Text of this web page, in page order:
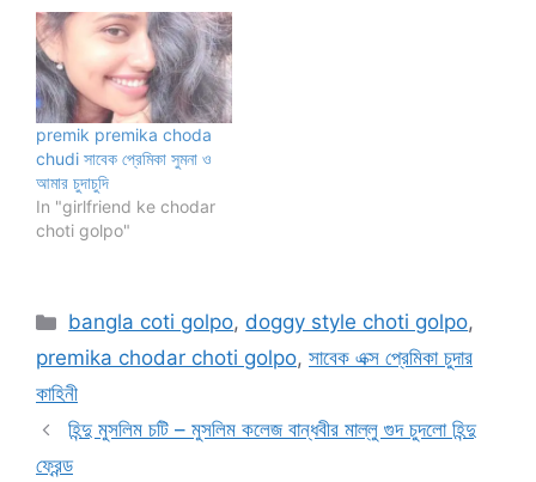
premik premika choda
chudi সাবেক প্রেমিকা সুমনা ও
আমার চুদাচুদি
In "girlfriend ke chodar
choti golpo"
Categories
bangla coti golpo, doggy style choti golpo,
premika chodar choti golpo, সাবেক এক্স প্রেমিকা চুদার
কাহিনী
হিন্দু মুসলিম চটি – মুসলিম কলেজ বান্ধবীর মাল্লু গুদ চুদলো হিন্দু
ফ্রেন্ড